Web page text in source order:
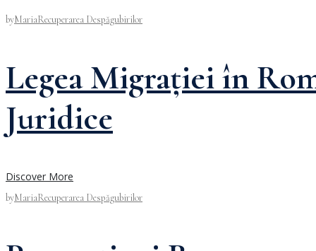
byMariaRecuperarea Despăgubirilor
Legea Migrației în
Juridice
Discover More
byMariaRecuperarea Despăgubirilor